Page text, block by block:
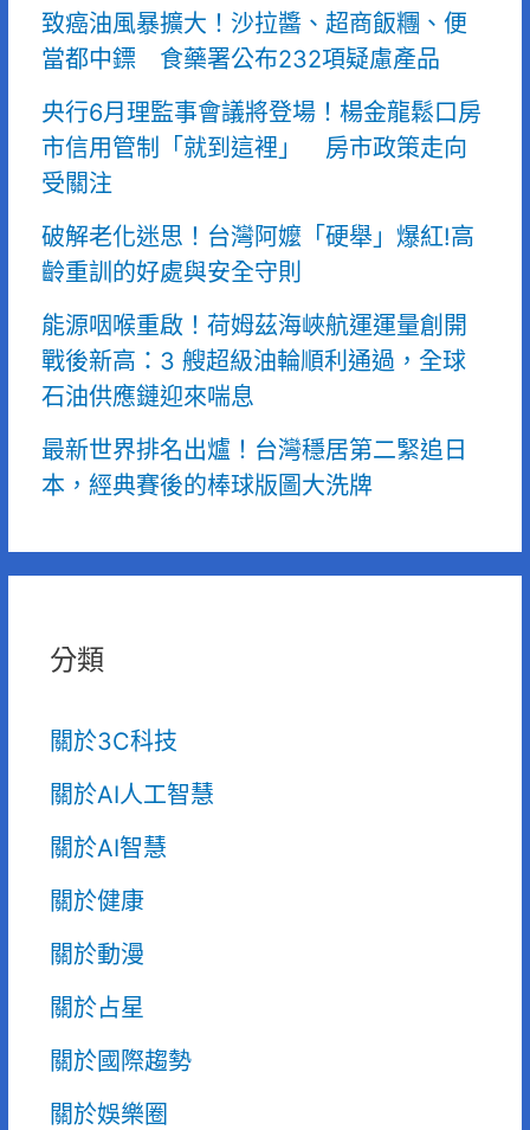
致癌油風暴擴大！沙拉醬、超商飯糰、便
當都中鏢 食藥署公布232項疑慮產品
央行6月理監事會議將登場！楊金龍鬆口房
市信用管制「就到這裡」 房市政策走向
受關注
破解老化迷思！台灣阿嬤「硬舉」爆紅!高
齡重訓的好處與安全守則
能源咽喉重啟！荷姆茲海峽航運運量創開
戰後新高：3 艘超級油輪順利通過，全球
石油供應鏈迎來喘息
最新世界排名出爐！台灣穩居第二緊追日
本，經典賽後的棒球版圖大洗牌
分類
關於3C科技
關於AI人工智慧
關於AI智慧
關於健康
關於動漫
關於占星
關於國際趨勢
關於娛樂圈